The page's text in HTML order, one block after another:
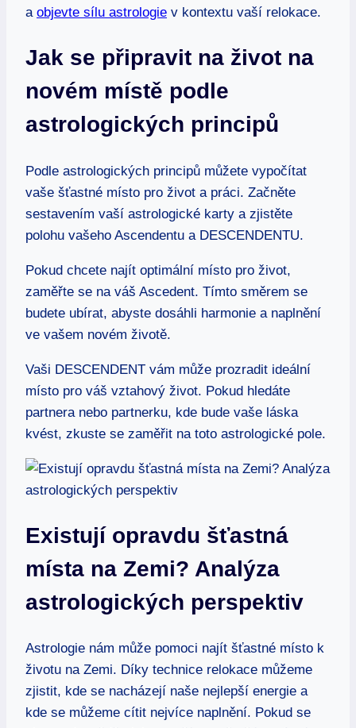
a objevte sílu astrologie v kontextu vaší relokace.
Jak se připravit na život na
novém místě podle
astrologických principů
Podle astrologických principů můžete vypočítat
vaše šťastné místo pro život a práci. Začněte
sestavením vaší astrologické karty a zjistěte
polohu vašeho Ascendentu a DESCENDENTU.
Pokud chcete najít optimální místo pro život,
zaměřte se na váš Ascedent. Tímto směrem se
budete ubírat, abyste dosáhli harmonie a naplnění
ve vašem novém životě.
Vaši DESCENDENT vám může prozradit ideální
místo pro váš vztahový život. Pokud hledáte
partnera nebo partnerku, kde bude vaše láska
kvést, zkuste se zaměřit na toto astrologické pole.
Existují opravdu šťastná
místa na Zemi? Analýza
astrologických perspektiv
Astrologie nám může pomoci najít šťastné místo k
životu na Zemi. Díky technice relokace můžeme
zjistit, kde se nacházejí naše nejlepší energie a
kde se můžeme cítit nejvíce naplnění. Pokud se